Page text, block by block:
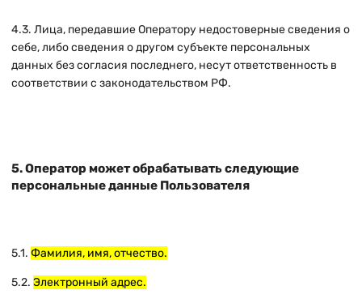
4.3. Лица, передавшие Оператору недостоверные сведения о
себе, либо сведения о другом субъекте персональных
данных без согласия последнего, несут ответственность в
соответствии с законодательством РФ.
5. Оператор может обрабатывать следующие
персональные данные Пользователя
5.1. Фамилия, имя, отчество.
5.2. Электронный адрес.